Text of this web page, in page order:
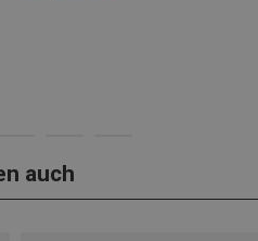
auch